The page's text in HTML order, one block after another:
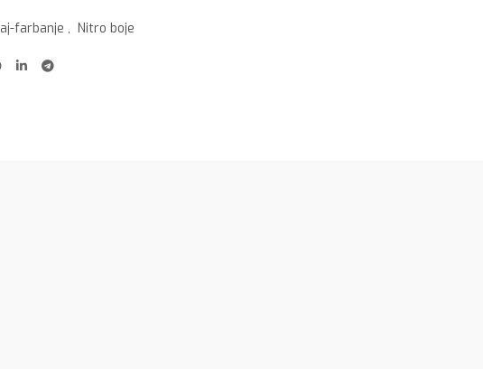
farbanje , Nitro boje